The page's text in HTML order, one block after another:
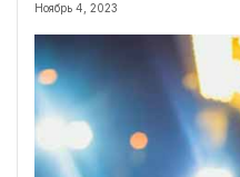
Ноябрь 4, 2023